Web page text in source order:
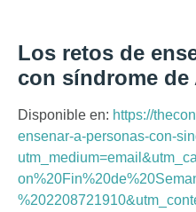
Los retos de
con síndrome de
Disponible en: https://
ensenar-a-personas-con-